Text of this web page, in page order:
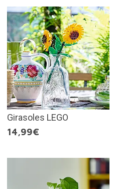
Girasoles LEGO
14,99€